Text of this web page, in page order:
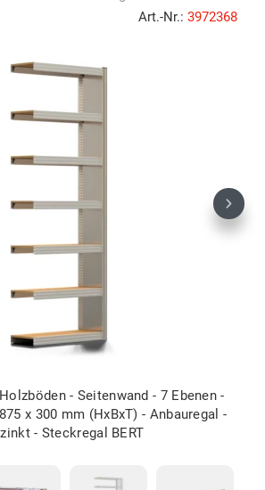
Art.-Nr.: 3972368
- Seitenwand - 7 Ebenen -
x 300 mm (HxBxT) - Anbauregal -
- Steckregal BERT
Next